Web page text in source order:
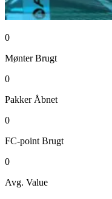
0
Mønter Brugt
0
Pakker Åbnet
0
FC-point Brugt
0
Avg. Value